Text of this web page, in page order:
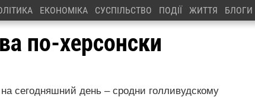
ЕКОНОМІКА СУСПІЛЬСТВО ПОДІЇ ЖИТТЯ БЛОГИ
по-херсонски
сегодняшний день – сродни голливудскому